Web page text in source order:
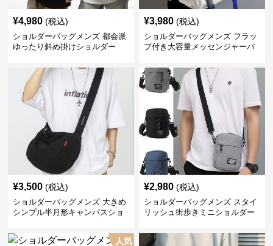
¥4,980 (税込)
ショルダーバッグメンズ 都会派
ゆったり斜め掛けショルダー
¥3,980 (税込)
ショルダーバッグメンズ フラッ
プ付き大容量メッセンジャーバ
¥3,500 (税込)
ショルダーバッグメンズ 大きめ
シンプル半月形キャンバスショ
¥2,980 (税込)
ショルダーバッグメンズ スタイ
リッシュ街歩きミニショルダー
人気